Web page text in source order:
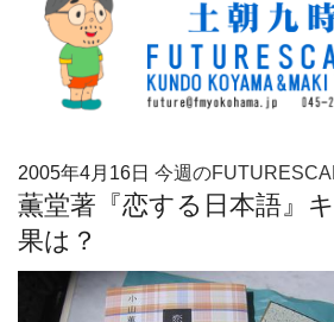
2005年4月16日 今週の
薫堂著『恋する日本語』
果は？